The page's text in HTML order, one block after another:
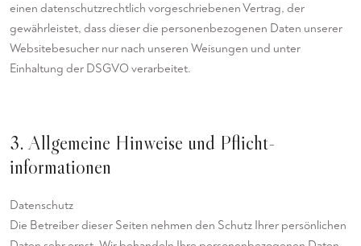
einen datenschutzrechtlich vorgeschriebenen Vertrag, der
gewährleistet, dass dieser die personenbezogenen Daten unserer
Websitebesucher nur nach unseren Weisungen und unter
Einhaltung der DSGVO verarbeitet.
3. Allgemeine Hinweise und Pflicht­
informationen
Datenschutz
Die Betreiber dieser Seiten nehmen den Schutz Ihrer persönlichen